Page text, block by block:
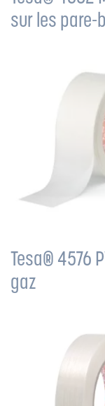
sur les pare-
Tesa® 4576
gaz